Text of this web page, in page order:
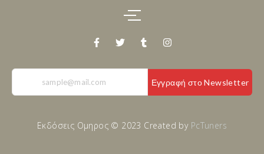
Εγγραφή στο Newsletter
Εκδόσεις Ομηρος © 2023 Created by PcTuners